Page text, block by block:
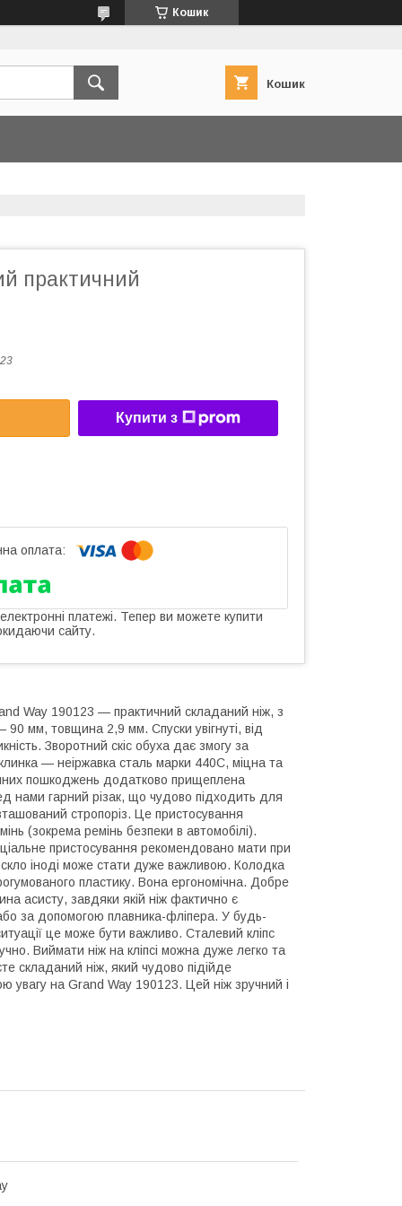
Кошик
Кошик
практичний
Купити з
платежі. Тепер ви можете купити
сайту.
Way 190123 — практичний складаний ніж, з
мм, товщина 2,9 мм. Спуски увігнуті, від
Зворотний скіс обуха дає змогу за
— неіржавка сталь марки 440С, міцна та
пошкоджень додатково прищеплена
нами гарний різак, що чудово підходить для
стропоріз. Це пристосування
(зокрема ремінь безпеки в автомобілі).
пристосування рекомендовано мати при
іноді може стати дуже важливою. Колодка
пластику. Вона ергономічна. Добре
асисту, завдяки якій ніж фактично є
за допомогою плавника-фліпера. У будь-
це може бути важливо. Сталевий кліпс
Виймати ніж на кліпсі можна дуже легко та
складаний ніж, який чудово підійде
увагу на Grand Way 190123. Цей ніж зручний і